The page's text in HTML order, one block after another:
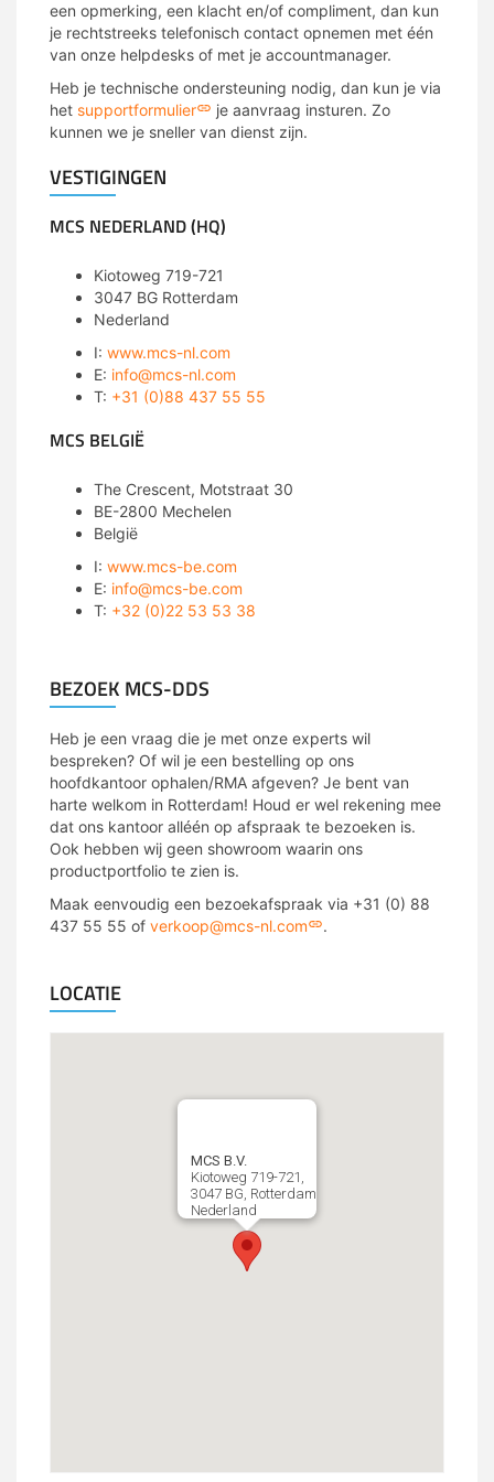
een opmerking, een klacht en/of compliment, dan kun
je rechtstreeks telefonisch contact opnemen met één
van onze helpdesks of met je accountmanager.
Heb je technische ondersteuning nodig, dan kun je via
het supportformulier
je aanvraag insturen. Zo
kunnen we je sneller van dienst zijn.
VESTIGINGEN
MCS NEDERLAND (HQ)
Kiotoweg 719-721
3047 BG Rotterdam
Nederland
I: www.mcs-nl.com
E: info@mcs-nl.com
T: +31 (0)88 437 55 55
MCS BELGIË
The Crescent, Motstraat 30
BE-2800 Mechelen
België
I: www.mcs-be.com
E: info@mcs-be.com
T: +32 (0)22 53 53 38
BEZOEK MCS-DDS
Heb je een vraag die je met onze experts wil
bespreken? Of wil je een bestelling op ons
hoofdkantoor ophalen/RMA afgeven? Je bent van
harte welkom in Rotterdam! Houd er wel rekening mee
dat ons kantoor alléén op afspraak te bezoeken is.
Ook hebben wij geen showroom waarin ons
productportfolio te zien is.
Maak eenvoudig een bezoekafspraak via +31 (0) 88
437 55 55 of verkoop@mcs-nl.com .
LOCATIE
MCS B.V.
Kiotoweg 719-721,
3047 BG, Rotterdam
Nederland